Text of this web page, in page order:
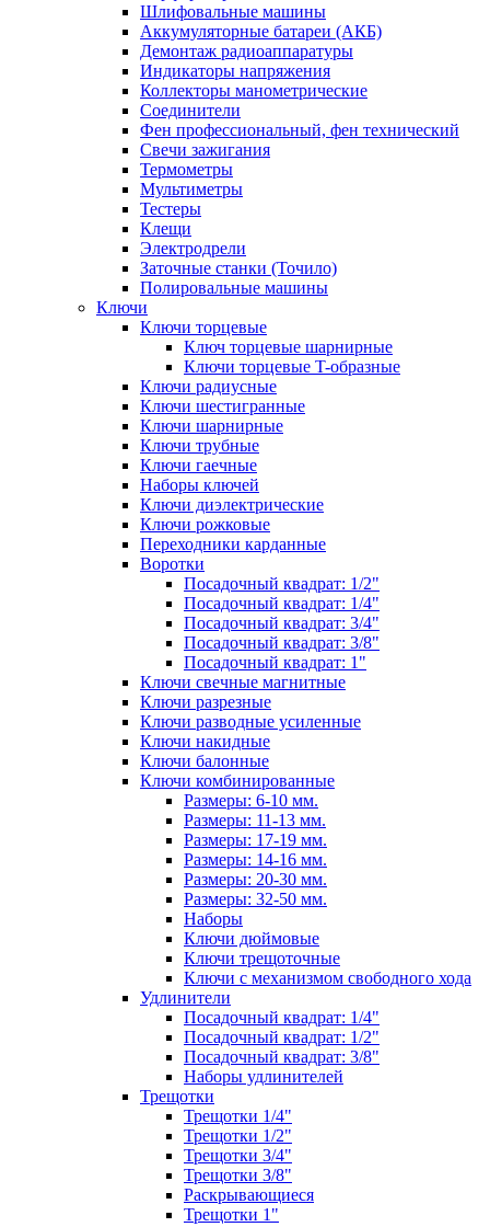
Шлифовальные машины
Аккумуляторные батареи (АКБ)
Демонтаж радиоаппаратуры
Индикаторы напряжения
Коллекторы манометрические
Соединители
Фен профессиональный, фен технический
Свечи зажигания
Термометры
Мультиметры
Тестеры
Клещи
Электродрели
Заточные станки (Точило)
Полировальные машины
Ключи
Ключи торцевые
Ключ торцевые шарнирные
Ключи торцевые T-образные
Ключи радиусные
Ключи шестигранные
Ключи шарнирные
Ключи трубные
Ключи гаечные
Наборы ключей
Ключи диэлектрические
Ключи рожковые
Переходники карданные
Воротки
Посадочный квадрат: 1/2"
Посадочный квадрат: 1/4"
Посадочный квадрат: 3/4"
Посадочный квадрат: 3/8"
Посадочный квадрат: 1"
Ключи свечные магнитные
Ключи разрезные
Ключи разводные усиленные
Ключи накидные
Ключи балонные
Ключи комбинированные
Размеры: 6-10 мм.
Размеры: 11-13 мм.
Размеры: 17-19 мм.
Размеры: 14-16 мм.
Размеры: 20-30 мм.
Размеры: 32-50 мм.
Наборы
Ключи дюймовые
Ключи трещоточные
Ключи с механизмом свободного хода
Удлинители
Посадочный квадрат: 1/4"
Посадочный квадрат: 1/2"
Посадочный квадрат: 3/8"
Наборы удлинителей
Трещотки
Трещотки 1/4"
Трещотки 1/2"
Трещотки 3/4"
Трещотки 3/8"
Раскрывающиеся
Трещотки 1"